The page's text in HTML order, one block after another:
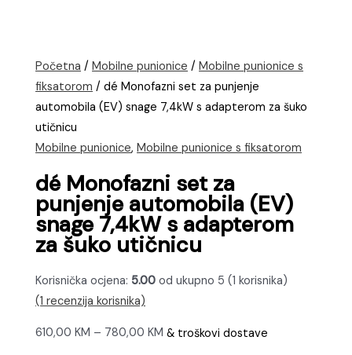
Početna /Mobilne punionice /Mobilne punionice s
fiksatorom / dé Monofazni set za punjenje
automobila (EV) snage 7,4kW s adapterom za šuko
utičnicu
Mobilne punionice,Mobilne punionice s fiksatorom
dé Monofazni set za
punjenje automobila (EV)
snage 7,4kW s adapterom
za šuko utičnicu
Korisnička ocjena: 5.00 od ukupno 5 (1 korisnika)
(1 recenzija korisnika)
610,00KM – 780,00KM Raspon
& troškovi dostave